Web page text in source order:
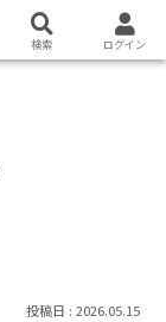
2026.05.15
検索 ログイン